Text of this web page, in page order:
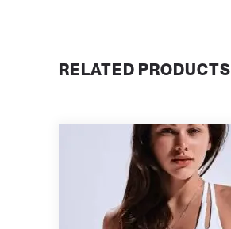
RELATED PRODUCTS